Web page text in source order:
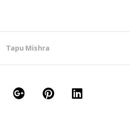
Tapu Mishra